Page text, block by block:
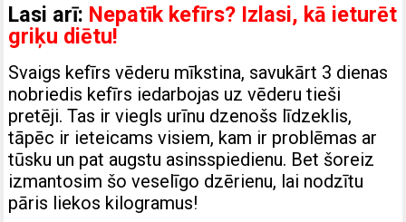
Lasi arī: Nepatīk kefīrs? Izlasi, kā ieturēt
griķu diētu!
Svaigs kefīrs vēderu mīkstina, savukārt 3 dienas
nobriedis kefīrs iedarbojas uz vēderu tieši
pretēji. Tas ir viegls urīnu dzenošs līdzeklis,
tāpēc ir ieteicams visiem, kam ir problēmas ar
tūsku un pat augstu asinsspiedienu. Bet šoreiz
izmantosim šo veselīgo dzērienu, lai nodzītu
pāris liekos kilogramus!